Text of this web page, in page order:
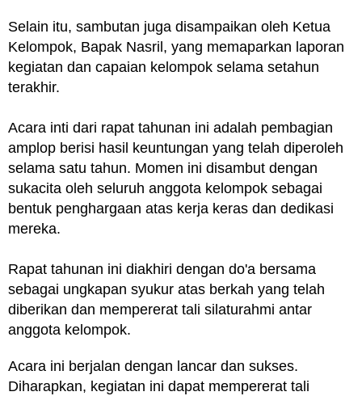
Selain itu, sambutan juga disampaikan oleh Ketua
Kelompok, Bapak Nasril, yang memaparkan laporan
kegiatan dan capaian kelompok selama setahun
terakhir.
Acara inti dari rapat tahunan ini adalah pembagian
amplop berisi hasil keuntungan yang telah diperoleh
selama satu tahun. Momen ini disambut dengan
sukacita oleh seluruh anggota kelompok sebagai
bentuk penghargaan atas kerja keras dan dedikasi
mereka.
Rapat tahunan ini diakhiri dengan do'a bersama
sebagai ungkapan syukur atas berkah yang telah
diberikan dan mempererat tali silaturahmi antar
anggota kelompok.
Acara ini berjalan dengan lancar dan sukses.
Diharapkan, kegiatan ini dapat mempererat tali